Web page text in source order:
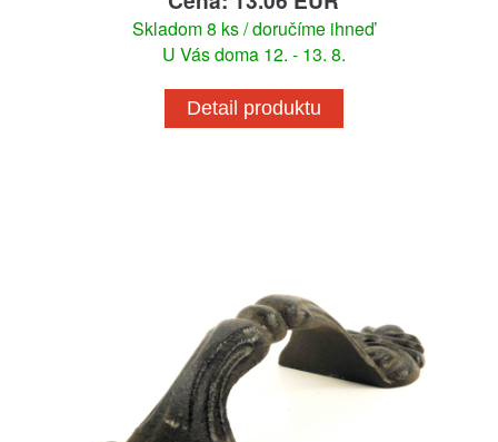
Skladom 8 ks / doručíme ihneď
U Vás doma 12. - 13. 8.
Detail produktu